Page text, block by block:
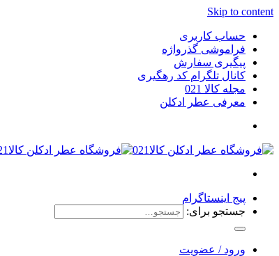
Skip to content
حساب کاربری
فراموشی گذرواژه
پیگیری سفارش
کانال تلگرام کد رهگیری
مجله کالا 021
معرفی عطر ادکلن
پیج اینستاگرام
جستجو برای:
ورود / عضویت